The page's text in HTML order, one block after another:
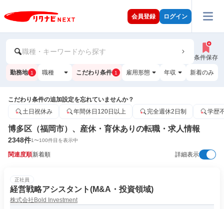
会員登録 ログイン
職種・キーワードから探す
条件保存
勤務地 1 職種 こだわり条件 1 雇用形態 年収 新着のみ
こだわり条件の追加設定を忘れていませんか？
土日祝休み
年間休日120日以上 完全週休2日制 学歴
博多区（福岡市）、産休・育休ありの転職・求人情報
2348件1〜100件目を表示中
関連度順新着順 詳細表示
正社員
経営戦略アシスタント(M&A・投資領域)
株式会社Bold Investment